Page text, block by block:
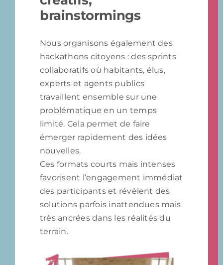
brainstormings
Nous organisons également des
hackathons citoyens : des sprints
collaboratifs où habitants, élus,
experts et agents publics
travaillent ensemble sur une
problématique en un temps
limité. Cela permet de faire
émerger rapidement des idées
nouvelles.
Ces formats courts mais intenses
favorisent l’engagement immédiat
des participants et révèlent des
solutions parfois inattendues mais
très ancrées dans les réalités du
terrain.